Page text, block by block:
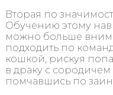
Вторая по
Обучению этому
можно больше
подходить по
кошкой, рискуя
в драку с сородичем
помчавшись по